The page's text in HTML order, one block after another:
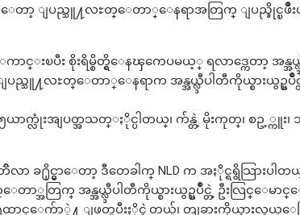
ျပည္သူ႔လႊတ္ေတာ္ေနရာအတြက္ ျပည္ခိုင္ၿဖိဳး
ေကာင္းၿပီး စိုးရိမ္စိတ္ရွိေနၾကေပမယ့္ ရလာဒ္ကေတာ့ အန္အယ္
ပည္သူ႔လႊတ္ေတာ္ေနရာက အန္အယ္လ္ဒီပါတီကိုယ္စားယွဥ္ၿပိဳင္
ာက္လုံးအျပတ္အသတ္ႏိုင္ပါတယ္၊ က်န္တဲ့ မိုးကုတ္၊ စဥ့္ကူး၊
ာ ခ႐ိုင္မွာေတာ့ ဒီတေခါက္ NLD က အႏိုင္ရရွိသြားပါ
က္ အန္အယ္လ္ဒီပါတီကိုယ္စားယွဥ္ၿပိဳင္တဲ့ ဦးလြင္ေမာင္ေမ
င္ေက်ာ္နဲ႔ ျဖတ္ၿပီးႏိုင္ခဲ့တယ္ဗ်၊ တျခားကိုယ္စားလွယ္